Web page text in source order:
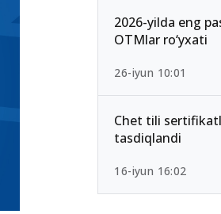
2026-yilda eng
OTMlar ro‘yxati
26-iyun 10:01
Chet tili
tasdiqlandi
16-iyun 16:02